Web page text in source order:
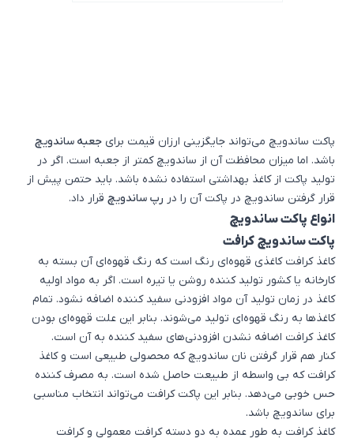
پاکت ساندویچ می‌تواند جایگزینی ارزان قیمت برای جعبه ساندویچ
باشد. اما میزان محافظت آن از ساندویچ کمتر از جعبه است. اگر در
تولید پاکت از کاغذ بهداشتی استفاده نشده باشد. باید حتمن پیش از
قرار گرفتن ساندویچ در پاکت آن را در رپ ساندویچ قرار داد.
انواع پاکت ساندویچ
پاکت ساندویچ کرافت
کاغذ کرافت کاغذی قهوه‌ای رنگ است که رنگ قهوه‌ای آن بسته به
کارخانه یا کشور تولید کننده روشن یا تیره است. اگر به مواد اولیه
کاغذ در زمان تولید آن مواد افزودنی سفید کننده اضافه نشود. تمام
کاغذها به رنگ قهوه‌ای تولید می‌شوند. بنابر این علت قهوه‌ای بودن
کاغذ کرافت اضافه نشدن افزودنی‌های سفید کننده به آن است.
کنار هم قرار گرفتن نان ساندویچ که محصولی طبیعی است و کاغذ
کرافت که بی واسطه از طبیعت حاصل شده است. به مصرف کننده
حس خوبی می‌دهد. بنابر این پاکت کرافت می‌تواند انتخاب مناسبی
برای ساندویچ باشد.
کاغذ کرافت به طور عمده به دو دسته کرافت معمولی و کرافت